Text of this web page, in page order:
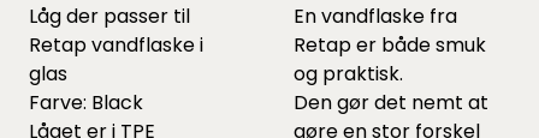
Låg der passer til
Retap vandflaske i
glas
Farve: Black
Låget er i TPE
En vandflaske fra
Retap er både smuk
og praktisk.
Den gør det nemt at
gøre en stor forskel